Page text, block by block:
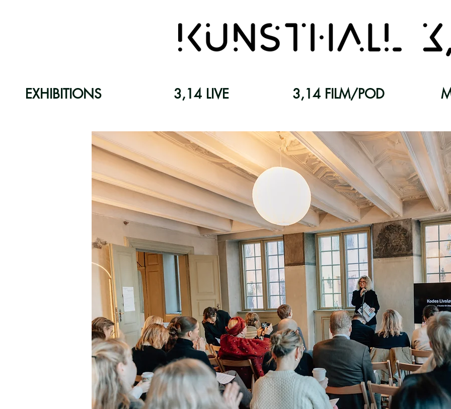
EXHIBITIONS 3,14 LIVE 3,14 FILM/POD